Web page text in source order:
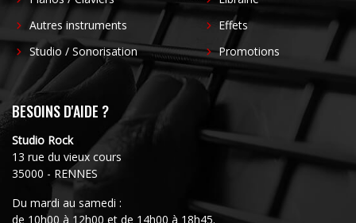
Autres instruments
Studio / Sonorisation
Effets
Promotions
BESOINS D'AIDE ?
Studio Rock
13 rue du vieux cours
35000 - RENNES
Du mardi au samedi :
de 10h00 à 12h00 et de 14h00 à 18h45.